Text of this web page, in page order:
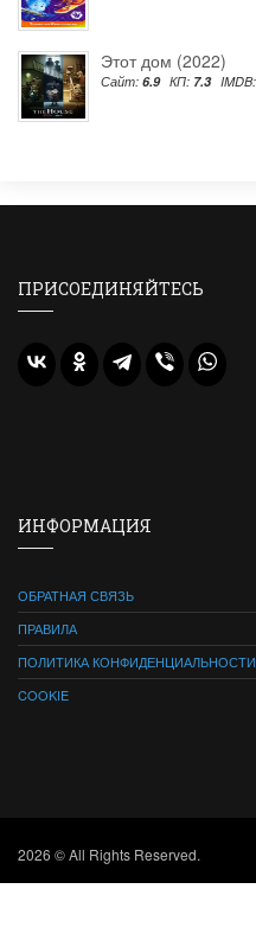
Этот дом (2022)
Сайт: 6.9 КП: 7.3 IMDB:
ПРИСОЕДИНЯЙТЕСЬ
ИНФОРМАЦИЯ
ОБРАТНАЯ СВЯЗЬ
ПРАВИЛА
ПОЛИТИКА КОНФИДЕНЦИАЛЬНОСТИ
COOKIE
2026 © All Rights Reserved.